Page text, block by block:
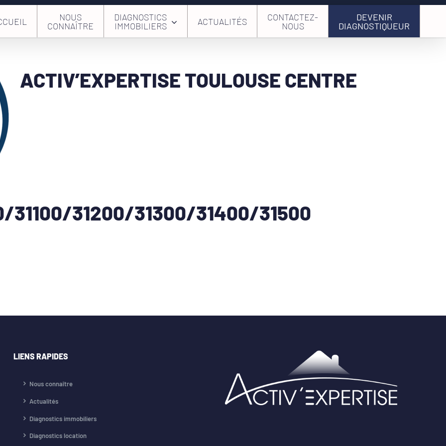
NOUS
CONNAÎTRE
DIAGNOSTICS
IMMOBILIERS
ACTUALITÉS
CONTACTEZ-
NOUS
DEVENIR
DIAGNOSTIQUEUR
ACTIV’EXPERTISE TOULOUSE CENTRE
31100/31200/31300/31400/31500
LIENS RAPIDES
Nous connaître
Actualités
Diagnostics immobiliers
Diagnostics location